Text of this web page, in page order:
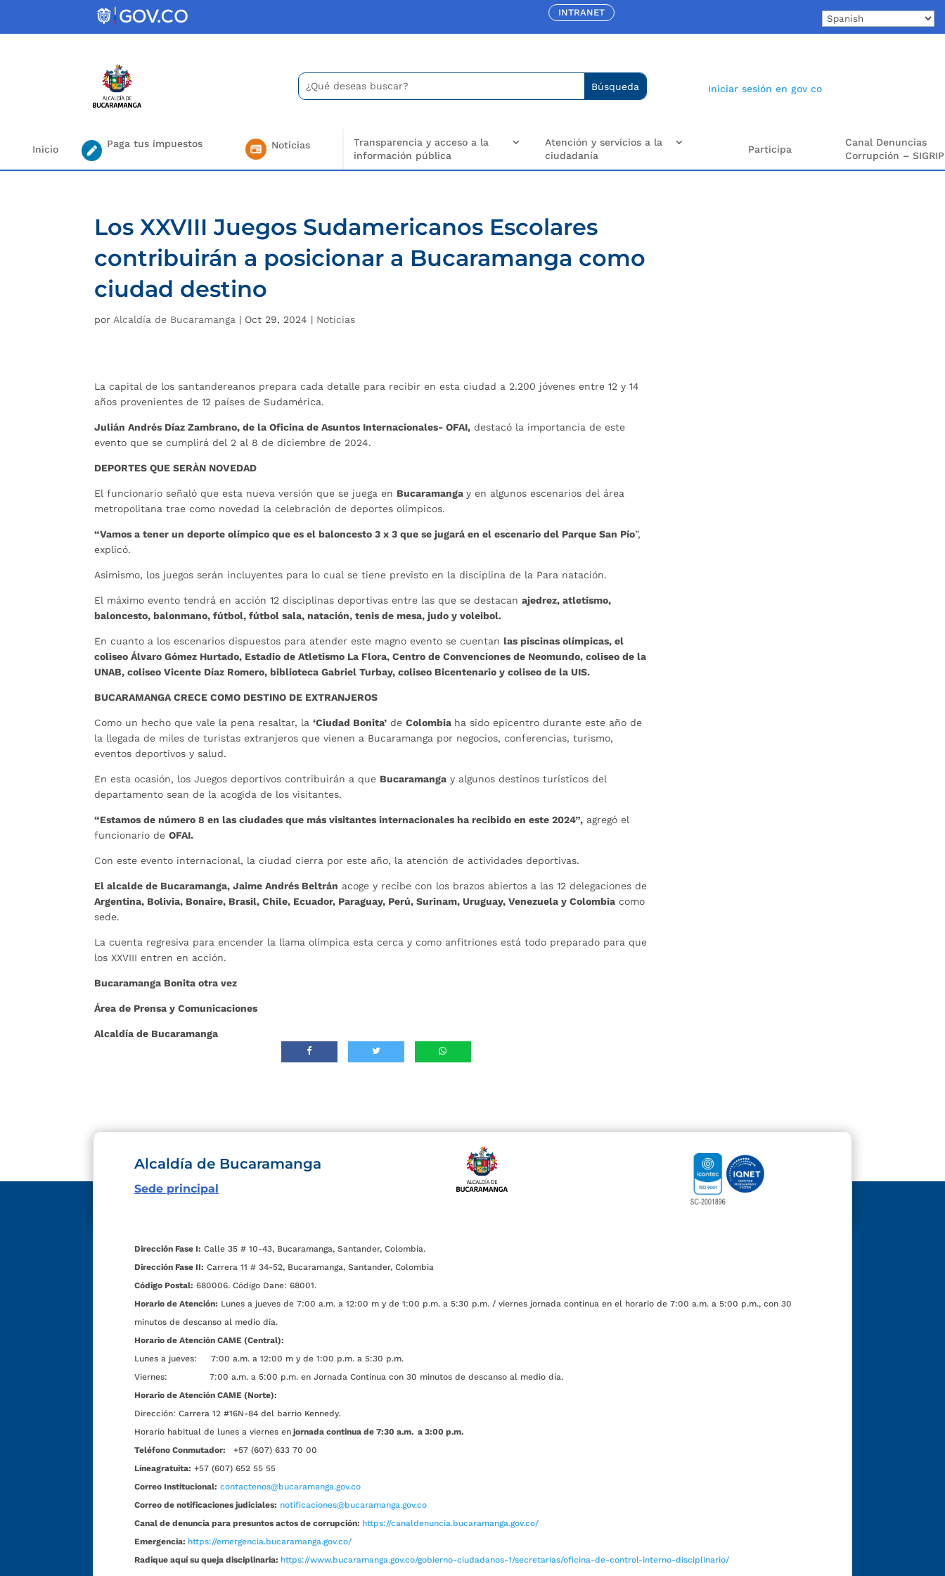
INTRANET
Buscar:
Search
for...
Iniciar sesión en gov co
Inicio Paga tus impuestos Noticias
Transparencia y acceso a la
información pública
Atención y servicios a la
ciudadanía
Participa
Canal Denuncias
Corrupción – SIGRIP
Los XXVIII Juegos Sudamericanos Escolares
contribuirán a posicionar a Bucaramanga como
ciudad destino
por Alcaldía de Bucaramanga | Oct 29, 2024 | Noticias
La capital de los santandereanos prepara cada detalle para recibir en esta ciudad a 2.200 jóvenes entre 12 y 14
años provenientes de 12 países de Sudamérica.
Julián Andrés Díaz Zambrano, de la Oficina de Asuntos Internacionales- OFAI, destacó la importancia de este
evento que se cumplirá del 2 al 8 de diciembre de 2024.
DEPORTES QUE SERÀN NOVEDAD
El funcionario señaló que esta nueva versión que se juega en Bucaramangay en algunos escenarios del área
metropolitana trae como novedad la celebración de deportes olímpicos.
“Vamos a tener un deporte olímpico que es el baloncesto 3 x 3 que se jugará en el escenario del Parque San Pío”,
explicó.
Asimismo, los juegos serán incluyentes para lo cual se tiene previsto en la disciplina de la Para natación.
El máximo evento tendrá en acción 12 disciplinas deportivas entre las que se destacanajedrez, atletismo,
baloncesto, balonmano, fútbol, fútbol sala, natación, tenis de mesa, judo y voleibol.
En cuanto a los escenarios dispuestos para atender este magno evento se cuentanlaspiscinas olímpicas, el
coliseoÁlvaro Gómez Hurtado, Estadio de Atletismo La Flora, Centro de Convenciones de Neomundo, coliseo de la
UNAB, coliseo Vicente Díaz Romero, biblioteca Gabriel Turbay, coliseo Bicentenario y coliseo de la UIS.
BUCARAMANGA CRECE COMO DESTINO DE EXTRANJEROS
Como un hecho que vale la pena resaltar, la‘Ciudad Bonita’ deColombia ha sido epicentro durante este año de
la llegada de miles de turistas extranjeros que vienen a Bucaramanga por negocios, conferencias, turismo,
eventos deportivos y salud.
En esta ocasión, los Juegos deportivos contribuirán a que Bucaramanga y algunos destinos turísticos del
departamento sean de la acogida de los visitantes.
“Estamos de número 8 en las ciudades que más visitantes internacionales ha recibido en este 2024”, agregó el
funcionario deOFAI.
Con este evento internacional, la ciudad cierra por este año, la atención de actividades deportivas.
El alcalde de Bucaramanga, Jaime Andrés Beltrán acoge y recibe con los brazos abiertos a las 12 delegaciones de
Argentina, Bolivia, Bonaire, Brasil, Chile, Ecuador, Paraguay, Perú, Surinam, Uruguay, Venezuela y Colombia como
sede.
La cuenta regresiva para encender la llama olímpica esta cerca y como anfitriones está todo preparado para que
los XXVIII entren en acción.
Bucaramanga Bonita otra vez
Área de Prensa y Comunicaciones
Alcaldía de Bucaramanga
Alcaldía de Bucaramanga
Sede principal
Dirección Fase I: Calle 35 # 10-43, Bucaramanga, Santander, Colombia.
Dirección Fase II: Carrera 11 # 34-52, Bucaramanga, Santander, Colombia
Código Postal: 680006. Código Dane: 68001.
Horario de Atención: Lunes a jueves de 7:00 a.m. a 12:00 m y de 1:00 p.m. a 5:30 p.m. / viernes jornada continua en el horario de 7:00 a.m. a 5:00 p.m., con 30
minutos de descanso al medio día.
Horario de Atención CAME (Central):
Lunes a jueves: 7:00 a.m. a 12:00 m y de 1:00 p.m. a 5:30 p.m.
Viernes: 7:00 a.m. a 5:00 p.m. en Jornada Continua con 30 minutos de descanso al medio día.
Horario de Atención CAME (Norte):
Dirección: Carrera 12 #16N-84 del barrio Kennedy.
Horario habitual de lunes a viernes en jornada continua de 7:30 a.m. a 3:00 p.m.
Teléfono Conmutador:
+57 (607) 633 70 00
Líneagratuita: +57 (607) 652 55 55
Correo Institucional: contactenos@bucaramanga.gov.co
Correo de notificaciones judiciales: notificaciones@bucaramanga.gov.co
Canal de denuncia para presuntos actos de corrupción: https://canaldenuncia.bucaramanga.gov.co/
Emergencia: https://emergencia.bucaramanga.gov.co/
Radique aquí su queja disciplinaria: https://www.bucaramanga.gov.co/gobierno-ciudadanos-1/secretarias/oficina-de-control-interno-disciplinario/